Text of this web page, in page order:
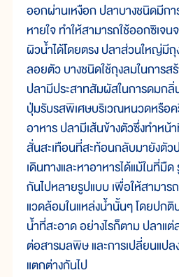
ออกผ่านเหงือก ปลาบางชนิดมีก
หายใจ ทำให้สามารถใช้ออกซิเจ
ผิวน้ำได้โดยตรง ปลาส่วนใหญ่มีถุ
ลอยตัว บางชนิดใช้ถุงลมในการส
ปลามีประสาทสัมผัสในการดมกลิ่
ปุ่มรับรสพิเศษบริเวณหนวดหรือค
อาหาร ปลามีเส้นข้างตัวซึ่งทำห
สั่นสะเทือนที่สะท้อนกลับมายังตัว
เดินทางและหาอาหารได้แม้ในที่มื
กันไปหลายรูปแบบ เพื่อให้สามา
แวดล้อมในแหล่งน้ำนั้นๆ โดยปก
น้ำที่สะอาด อย่างไรก็ตาม ปลาแ
ต่อสารมลพิษ และการเปลี่ยนแ
แตกต่างกันไป